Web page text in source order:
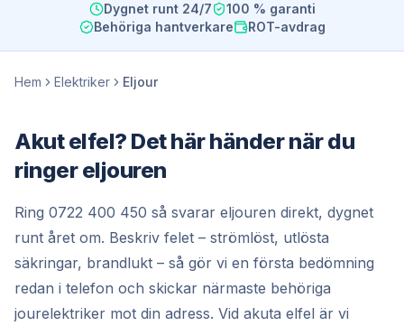
Dygnet runt 24/7
100 % garanti
Behöriga hantverkare
ROT-avdrag
Hem Elektriker Eljour
Akut elfel? Det här händer när du
ringer eljouren
Ring 0722 400 450 så svarar eljouren direkt, dygnet
runt året om. Beskriv felet – strömlöst, utlösta
säkringar, brandlukt – så gör vi en första bedömning
redan i telefon och skickar närmaste behöriga
jourelektriker mot din adress. Vid akuta elfel är vi